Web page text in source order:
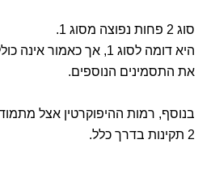
סוג 2 פחות נפוצה מסוג 1.
היא דומה לסוג 1, אך כאמור
את התסמינים הנוספים.
בנוסף, רמות ההיפוקרטין אצל
2 תקינות בדרך כלל.